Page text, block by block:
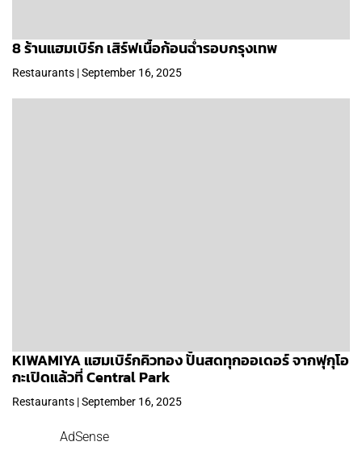
8 ร้านแฮมเบิร์ก เสิร์ฟเนื้อก้อนฉ่ำรอบกรุงเทพ
Restaurants | September 16, 2025
KIWAMIYA แฮมเบิร์กคิวทอง ปั้นสดทุกออเดอร์ จากฟุกุโอ
กะเปิดแล้วที่ Central Park
Restaurants | September 16, 2025
AdSense